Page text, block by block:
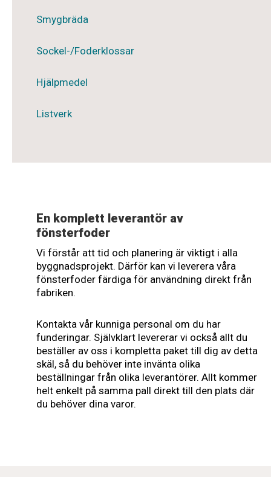
Smygbräda
Sockel-/Foderklossar
Hjälpmedel
Listverk
En komplett leverantör av
fönsterfoder
Vi förstår att tid och planering är viktigt i alla
byggnadsprojekt. Därför kan vi leverera våra
fönsterfoder färdiga för användning direkt från
fabriken.
Kontakta vår kunniga personal om du har
funderingar. Självklart levererar vi också allt du
beställer av oss i kompletta paket till dig av detta
skäl, så du behöver inte invänta olika
beställningar från olika leverantörer. Allt kommer
helt enkelt på samma pall direkt till den plats där
du behöver dina varor.